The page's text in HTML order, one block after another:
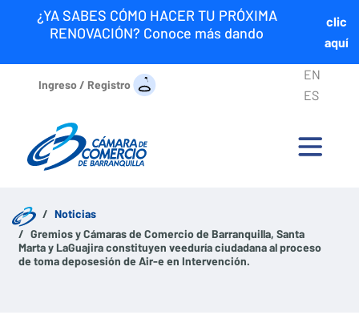
¿YA SABES CÓMO HACER TU PRÓXIMA
RENOVACIÓN? Conoce más dando
clic
aquí
Ingreso / Registro
EN
ES
Noticias
Gremios y Cámaras de Comercio de Barranquilla, Santa
Marta y LaGuajira constituyen veeduría ciudadana al proceso
de toma deposesión de Air-e en Intervención.